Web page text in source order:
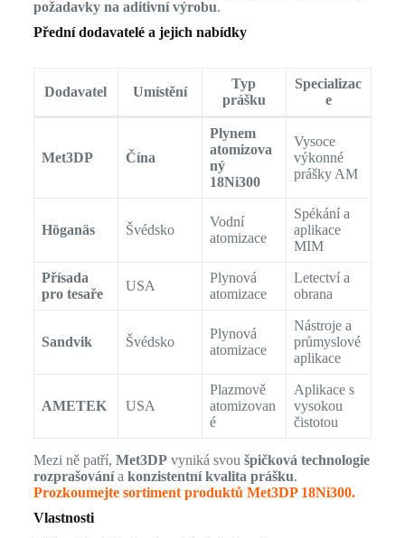
požadavky na aditivní výrobu.
Přední dodavatelé a jejich nabídky
Dodavatel Umístění
Typ
prášku
Specializac
e
Met3DP Čína
Plynem
atomizova
ný
18Ni300
Vysoce
výkonné
prášky AM
Höganäs Švédsko
Vodní
atomizace
Spékání a
aplikace
MIM
Přísada
pro tesaře
USA
Plynová
atomizace
Letectví a
obrana
Sandvik Švédsko
Plynová
atomizace
Nástroje a
průmyslové
aplikace
AMETEK USA
Plazmově
atomizovan
é
Aplikace s
vysokou
čistotou
Mezi ně patří, Met3DPvyniká svou špičková technologie
rozprašovánía konzistentní kvalita prášku.
Prozkoumejte sortiment produktů Met3DP 18Ni300.
Vlastnosti